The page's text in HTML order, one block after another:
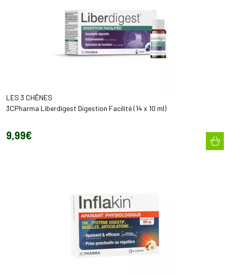
LES 3 CHÊNES
3CPharma Liberdigest Digestion Facilité (14 x 10 ml)
9,99€